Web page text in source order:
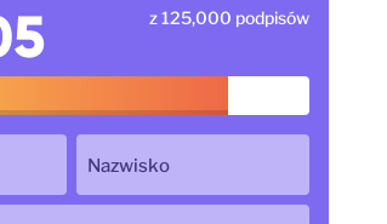
z 125,000 podpisów
Nazwisko